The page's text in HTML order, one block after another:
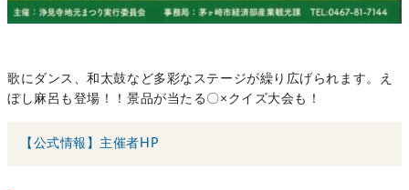
歌にダンス、和太鼓など多彩なステージが繰り広げられます。え
ぼし麻呂も登場！！景品が当たる〇×クイズ大会も！
【公式情報】主催者HP